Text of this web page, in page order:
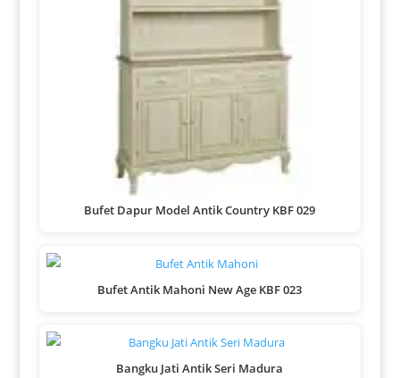
Bufet Dapur Model Antik Country KBF 029
Bufet Antik Mahoni New Age KBF 023
Bangku Jati Antik Seri Madura